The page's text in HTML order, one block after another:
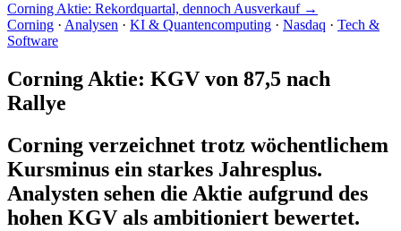
Corning Aktie: Rekordquartal, dennoch Ausverkauf →
Corning · Analysen · KI & Quantencomputing · Nasdaq · Tech &
Software
Corning Aktie: KGV von 87,5 nach
Rallye
Corning verzeichnet trotz wöchentlichem
Kursminus ein starkes Jahresplus.
Analysten sehen die Aktie aufgrund des
hohen KGV als ambitioniert bewertet.